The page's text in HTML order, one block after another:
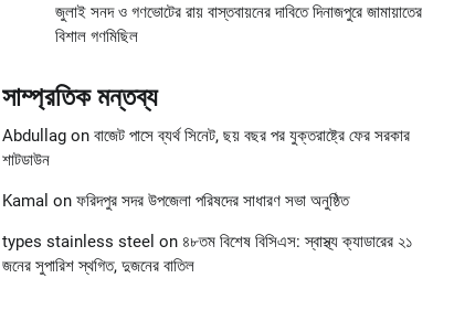
জুলাই সনদ ও গণভোটের রায় বাস্তবায়নের দাবিতে দিনাজপুরে জামায়াতের
বিশাল গণমিছিল
সাম্প্রতিক মন্তব্য
Abdullagon বাজেট পাসে ব্যর্থ সিনেট, ছয় বছর পর যুক্তরাষ্ট্রে ফের সরকার
শাটডাউন
Kamal on ফরিদপুর সদর উপজেলা পরিষদের সাধারণ সভা অনুষ্ঠিত
types stainless steel on ৪৮তম বিশেষ বিসিএস: স্বাস্থ্য ক্যাডারের ২১
জনের সুপারিশ স্থগিত, দুজনের বাতিল